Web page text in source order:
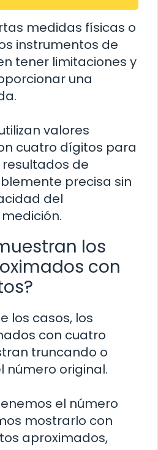
medidas físicas o
instrumentos de
tener limitaciones y
una
valores
cuatro dígitos para
de
precisa sin
del
los
con
los casos, los
con cuatro
truncando o
número original.
el número
mostrarlo con
aproximados,